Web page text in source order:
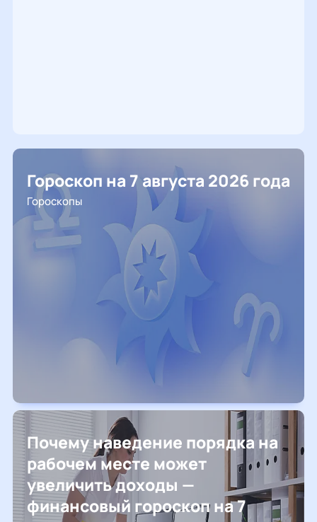
Гороскоп на 7 августа 2026 года
Гороскопы
Почему наведение порядка на
рабочем месте может
увеличить доходы —
финансовый гороскоп на 7